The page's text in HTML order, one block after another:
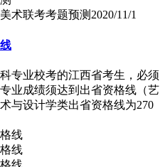
术联考考题预测 2020/11/1
专业校考的江西省考生，必须
业成绩须达到出省资格线（艺
与设计学类出省资格线为270